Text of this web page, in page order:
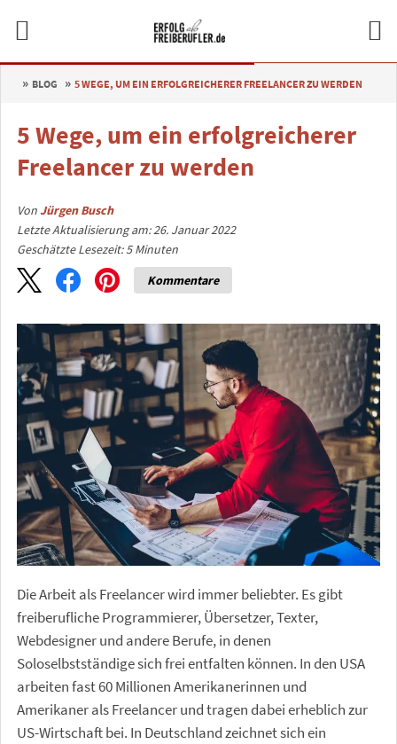
BLOG 5 WEGE, UM EIN ERFOLGREICHERER FREELANCER ZU WERDEN
5 Wege, um ein erfolgreicherer
Freelancer zu werden
VonJürgen Busch
Letzte Aktualisierung am: 26. Januar 2022
Geschätzte Lesezeit:5 Minuten
Kommentare
Die Arbeit als Freelancer wird immer beliebter. Es gibt
freiberufliche Programmierer, Übersetzer, Texter,
Webdesigner und andere Berufe, in denen
Soloselbstständige sich frei entfalten können. In den USA
arbeiten fast 60 Millionen Amerikanerinnen und
Amerikaner als Freelancer und tragen dabei erheblich zur
US-Wirtschaft bei. In Deutschland zeichnet sich ein